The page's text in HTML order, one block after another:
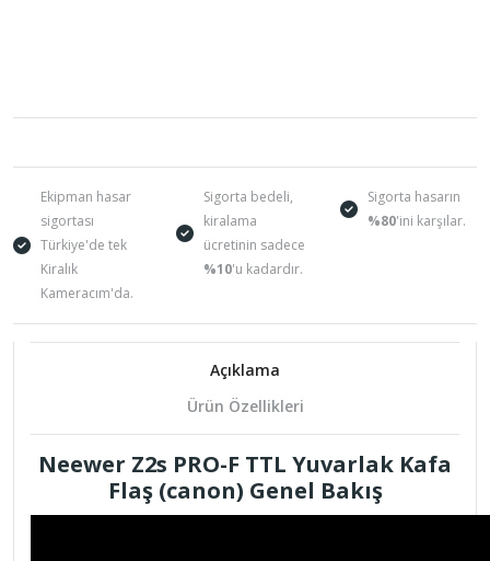
Ekipman hasar
sigortası
Türkiye'de tek
Kiralık
Kameracım'da.
Sigorta bedeli,
kiralama
ücretinin sadece
%10'u kadardır.
Sigorta hasarın
%80'ini karşılar.
Açıklama
Ürün Özellikleri
Neewer Z2s PRO-F TTL Yuvarlak Kafa
Flaş (canon) Genel Bakış